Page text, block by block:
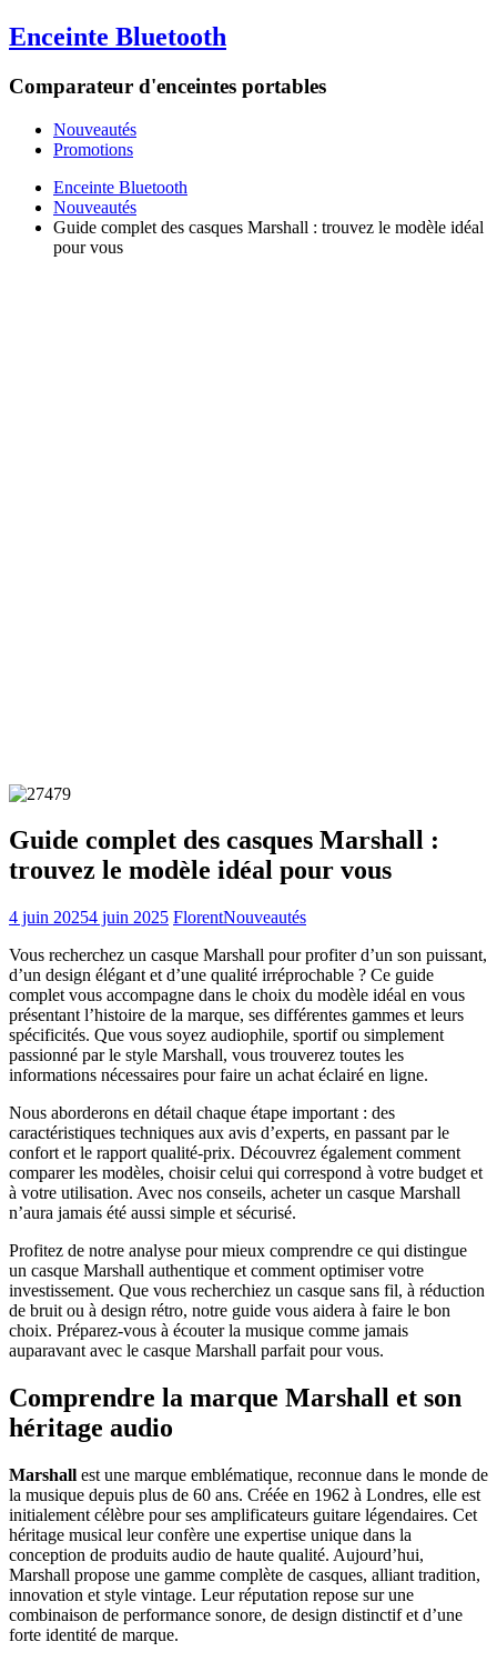
Enceinte Bluetooth
Comparateur d'enceintes portables
Nouveautés
Promotions
Enceinte Bluetooth
Nouveautés
Guide complet des casques Marshall : trouvez le modèle idéal
pour vous
Guide complet des casques Marshall :
trouvez le modèle idéal pour vous
4 juin 20254 juin 2025 FlorentNouveautés
Vous recherchez un casque Marshall pour profiter d’un son puissant,
d’un design élégant et d’une qualité irréprochable ? Ce guide
complet vous accompagne dans le choix du modèle idéal en vous
présentant l’histoire de la marque, ses différentes gammes et leurs
spécificités. Que vous soyez audiophile, sportif ou simplement
passionné par le style Marshall, vous trouverez toutes les
informations nécessaires pour faire un achat éclairé en ligne.
Nous aborderons en détail chaque étape important : des
caractéristiques techniques aux avis d’experts, en passant par le
confort et le rapport qualité-prix. Découvrez également comment
comparer les modèles, choisir celui qui correspond à votre budget et
à votre utilisation. Avec nos conseils, acheter un casque Marshall
n’aura jamais été aussi simple et sécurisé.
Profitez de notre analyse pour mieux comprendre ce qui distingue
un casque Marshall authentique et comment optimiser votre
investissement. Que vous recherchiez un casque sans fil, à réduction
de bruit ou à design rétro, notre guide vous aidera à faire le bon
choix. Préparez-vous à écouter la musique comme jamais
auparavant avec le casque Marshall parfait pour vous.
Comprendre la marque Marshall et son
héritage audio
Marshall est une marque emblématique, reconnue dans le monde de
la musique depuis plus de 60 ans. Créée en 1962 à Londres, elle est
initialement célèbre pour ses amplificateurs guitare légendaires. Cet
héritage musical leur confère une expertise unique dans la
conception de produits audio de haute qualité. Aujourd’hui,
Marshall propose une gamme complète de casques, alliant tradition,
innovation et style vintage. Leur réputation repose sur une
combinaison de performance sonore, de design distinctif et d’une
forte identité de marque.